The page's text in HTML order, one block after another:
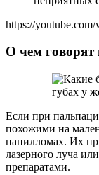
https://
О чем говорят
Если при
похожими на
папилломах. Их
лазерного луча
препаратами.